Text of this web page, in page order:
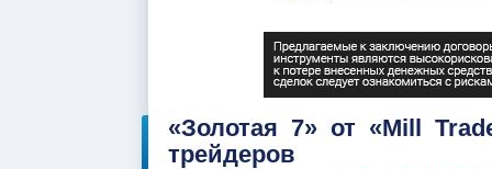
«Золотая 7» от «Mill
трейдеров